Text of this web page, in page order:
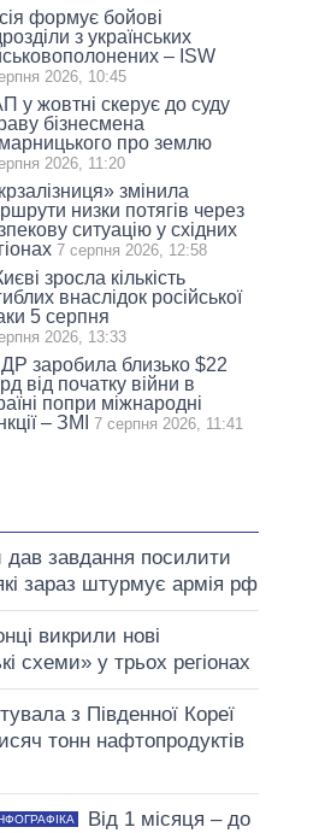
формує бойові
з українських
– ISW
2026, 10:45
у жовтні скерує до суду
бізнесмена
про землю
2026, 11:20
змінила
низки потягів через
ситуацію у східних
7 серпня 2026, 12:58
зросла кількість
внаслідок російської
5 серпня
2026, 13:33
заробила близько $22
від початку війни в
попри міжнародні
– ЗМІ
7 серпня 2026, 11:41
дав завдання посилити
зараз штурмує армія рф
викрили нові
схеми» у трьох регіонах
з Південної Кореї
тонн нафтопродуктів
Від 1 місяця – до